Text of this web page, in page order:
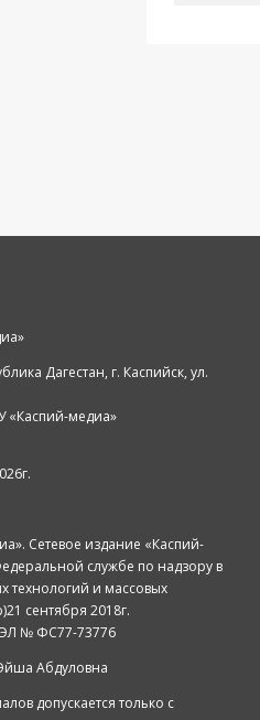
Дагестан, г. Каспийск, ул.
«Каспий-медиа»
Сетевое издание «Каспий-
службе по надзору в
технологий и массовых
сентября 2018г.
ЭЛ № ФС77-73776
Абдуловна
допускается только с